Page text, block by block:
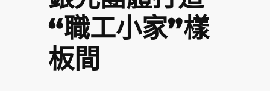
“職工小家”樣
板間